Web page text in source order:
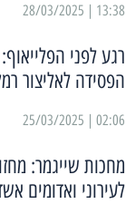
13:38 | 28/03/2025
רגע לפני
הפסידה לאליצור
02:06 | 25/03/2025
מחכות שייגמר:
לעירוני ואדומים